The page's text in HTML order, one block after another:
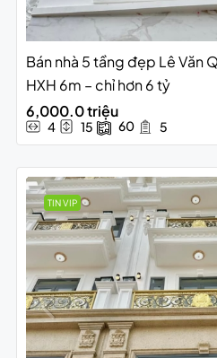
Bán nhà 5 tầng đẹp Lê Văn
HXH 6m – chỉ hơn 6 tỷ
6,000.0 triệu
4 15 60 5
TIN VIP